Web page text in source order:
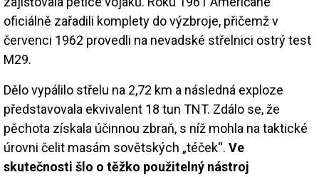
oficiálně zařadili komplety do výzbroje, přičemž v
červenci 1962 provedli na nevadské střelnici ostrý test
M29.
Dělo vypálilo střelu na 2,72 km a následná exploze
představovala ekvivalent 18 tun TNT. Zdálo se, že
pěchota získala účinnou zbraň, s níž mohla na taktické
úrovni čelit masám sovětských „téček“. Ve
skutečnosti šlo o těžko použitelný nástroj